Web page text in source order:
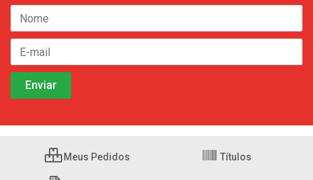
Meus Pedidos Títulos